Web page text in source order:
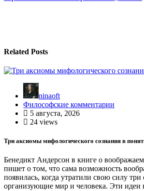
Related Posts
ninaoft
Философские комментарии
5 августа, 2026
24 views
Три аксиомы мифологического сознания в
Бенедикт Андерсон в книге о
пишет о том, что сама возможность
появилась, когда утратили свою силу
организующие мир и человека. Эти